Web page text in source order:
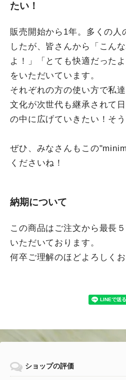
たい！
販売開始から1年。多くの人
したが、皆さんから「こん
よ！」「とても快適だった
をいただいています。
それぞれの方の使い方で私
文化が次世代も継承されて
の中に広げていきたい！そう
ぜひ、みなさんもこの
くださいね！
納期について
この商品はご注文から最長
いただいております。
何卒ご理解のほどよろしく
ショップの評価